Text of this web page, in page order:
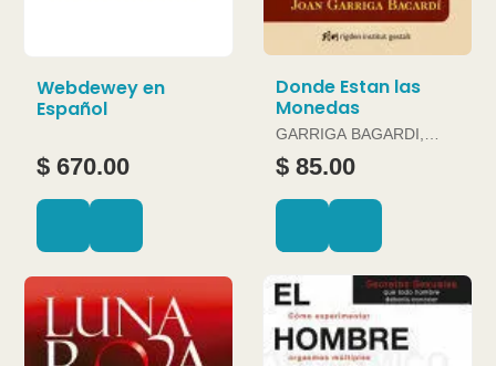
Webdewey en
Español
$ 670.00
Donde Estan las
Monedas
GARRIGA BAGARDI,
JOAN
$ 85.00